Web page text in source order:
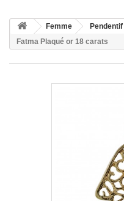
Femme Pendentif
Fatma Plaqué or 18 carats